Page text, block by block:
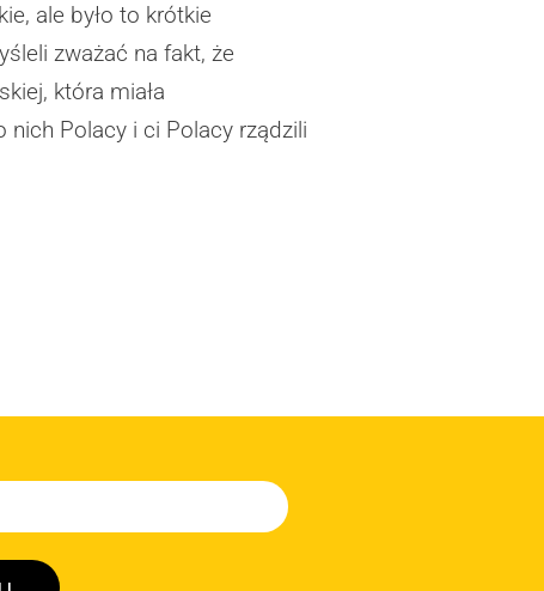
ale było to krótkie
zważać na fakt, że
która miała
Polacy i ci Polacy rządzili